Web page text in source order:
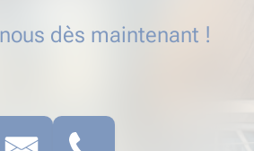
dès maintenant !